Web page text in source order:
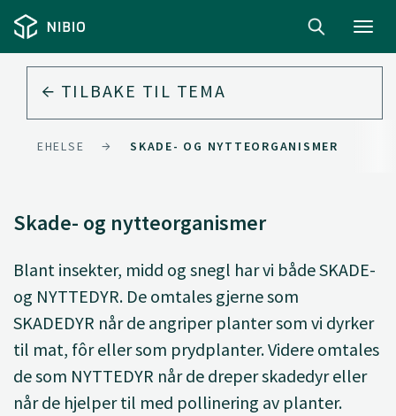
TILBAKE TIL TEMA
SKADE- OG NYTTEORGANISMER
Skade- og nytteorganismer
Blant insekter, midd og snegl har vi både SKADE-
og NYTTEDYR. De omtales gjerne som
SKADEDYR når de angriper planter som vi dyrker
til mat, fôr eller som prydplanter. Videre omtales
de som NYTTEDYR når de dreper skadedyr eller
når de hjelper til med pollinering av planter.